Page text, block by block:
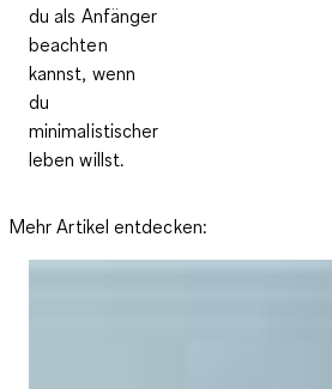
du als Anfänger
beachten
kannst, wenn
du
minimalistischer
leben willst.
Mehr Artikel entdecken: